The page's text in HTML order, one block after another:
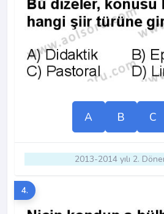
A B C
2013-2014 yılı 2.
4.